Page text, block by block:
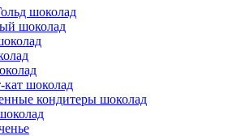
шоколад
шоколад
шоколад
кондитеры шоколад